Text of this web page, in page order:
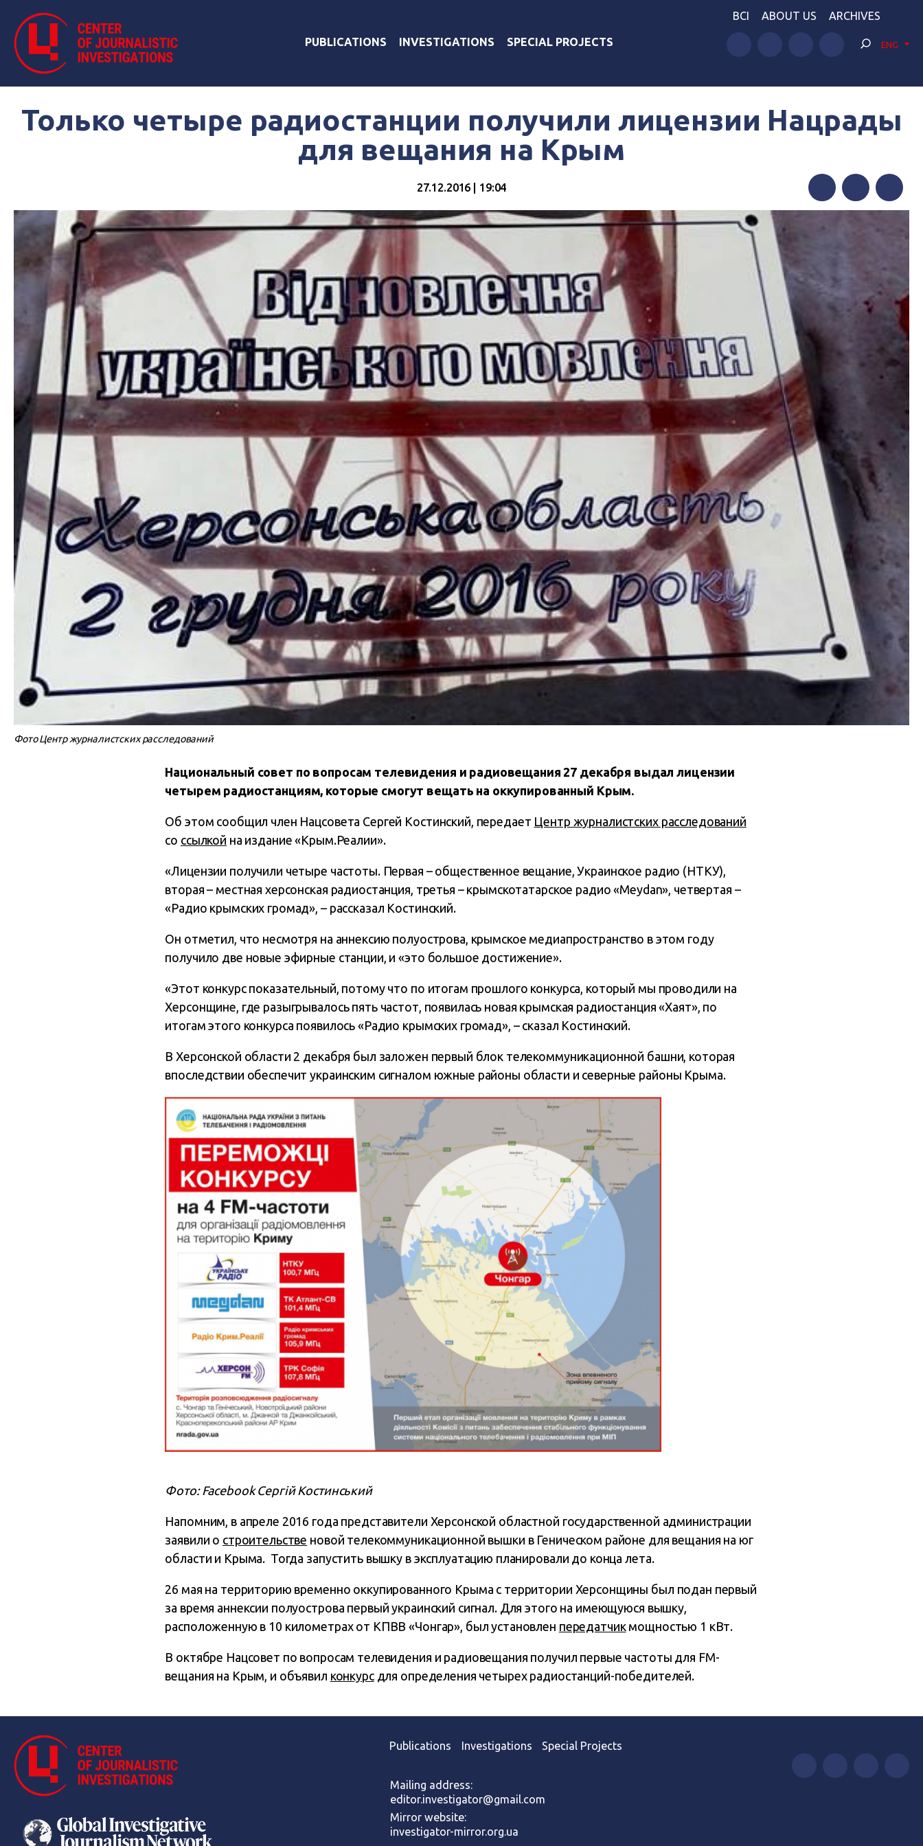
PUBLICATIONS INVESTIGATIONS SPECIAL PROJECTS
BCI ABOUT US ARCHIVES
ENG
Только четыре радиостанции получили лицензии Нацрады
для вещания на Крым
27.12.2016 | 19:04
Фото Центр журналистских расследований
Национальный совет по вопросам телевидения и радиовещания 27 декабря выдал лицензии
четырем радиостанциям, которые смогут вещать на оккупированный Крым.
Об этом сообщил член Нацсовета Сергей Костинский, передает Центр журналистских расследований
со ссылкой на издание «Крым.Реалии».
«Лицензии получили четыре частоты. Первая – общественное вещание, Украинское радио (НТКУ),
вторая – местная херсонская радиостанция, третья – крымскотатарское радио «Meydan», четвертая –
«Радио крымских громад», – рассказал Костинский.
Он отметил, что несмотря на аннексию полуострова, крымское медиапространство в этом году
получило две новые эфирные станции, и «это большое достижение».
«Этот конкурс показательный, потому что по итогам прошлого конкурса, который мы проводили на
Херсонщине, где разыгрывалось пять частот, появилась новая крымская радиостанция «Хаят», по
итогам этого конкурса появилось «Радио крымских громад», – сказал Костинский.
В Херсонской области 2 декабря был заложен первый блок телекоммуникационной башни, которая
впоследствии обеспечит украинским сигналом южные районы области и северные районы Крыма.
Фото: Facebook Сергій Костинський
Напомним, в апреле 2016 года представители Херсонской областной государственной администрации
заявили о строительстве новой телекоммуникационной вышки в Геническом районе для вещания на юг
области и Крыма. Тогда запустить вышку в эксплуатацию планировали до конца лета.
26 мая на территорию временно оккупированного Крыма с территории Херсонщины был подан первый
за время аннексии полуострова первый украинский сигнал. Для этого на имеющуюся вышку,
расположенную в 10 километрах от КПВВ «Чонгар», был установлен передатчикмощностью 1 кВт.
В октябре Нацсовет по вопросам телевидения и радиовещания получил первые частоты для FM-
вещания на Крым, и объявил конкурсдля определения четырех радиостанций-победителей.
Publications Investigations Special Projects
Mailing address:
editor.investigator@gmail.com
Mirror website:
investigator-mirror.org.ua